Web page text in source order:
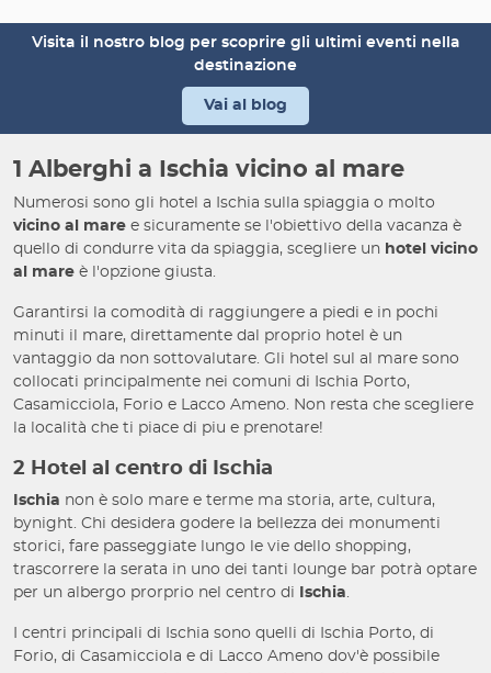
Visita il nostro blog per scoprire gli ultimi eventi nella
destinazione
Vai al blog
1 Alberghi a Ischia vicino al mare
Numerosi sono gli hotel a Ischia sulla spiaggia o molto
vicino al mare e sicuramente se l'obiettivo della vacanza è
quello di condurre vita da spiaggia, scegliere un hotel vicino
al mare è l'opzione giusta.
Garantirsi la comodità di raggiungere a piedi e in pochi
minuti il mare, direttamente dal proprio hotel è un
vantaggio da non sottovalutare. Gli hotel sul al mare sono
collocati principalmente nei comuni di Ischia Porto,
Casamicciola, Forio e Lacco Ameno. Non resta che scegliere
la località che ti piace di piu e prenotare!
2 Hotel al centro di Ischia
Ischia non è solo mare e terme ma storia, arte, cultura,
bynight. Chi desidera godere la bellezza dei monumenti
storici, fare passeggiate lungo le vie dello shopping,
trascorrere la serata in uno dei tanti lounge bar potrà optare
per un albergo prorprio nel centro di Ischia.
I centri principali di Ischia sono quelli di Ischia Porto, di
Forio, di Casamicciola e di Lacco Ameno dov'è possibile